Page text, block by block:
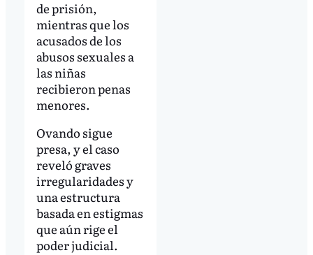
de prisión,
mientras que los
acusados de los
abusos sexuales a
las niñas
recibieron penas
menores.
Ovando sigue
presa, y el caso
reveló graves
irregularidades y
una estructura
basada en estigmas
que aún rige el
poder judicial.